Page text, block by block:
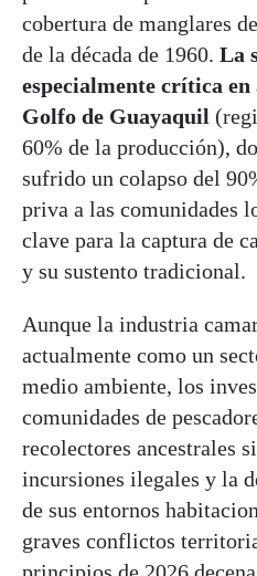
cobertura de manglares
de la década de 1960. La
especialmente crítica
Golfo de Guayaquil
60% de la producción),
sufrido un colapso del
priva a las comunidades
clave para la captura de
y su sustento tradicional.
Aunque la industria
actualmente como un
medio ambiente, los
comunidades de
recolectores ancestrales
incursiones ilegales y la
de sus entornos
graves conflictos